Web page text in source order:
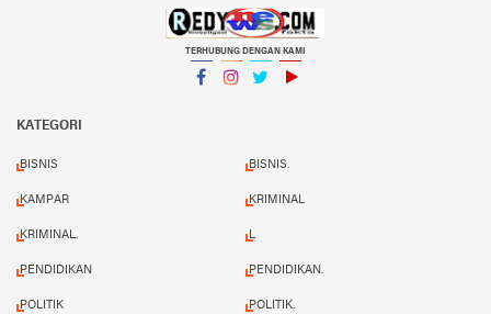
TERHUBUNG DENGAN KAMI
KATEGORI
BISNIS BISNIS.
KAMPAR KRIMINAL
KRIMINAL. L
PENDIDIKAN PENDIDIKAN.
POLITIK POLITIK.